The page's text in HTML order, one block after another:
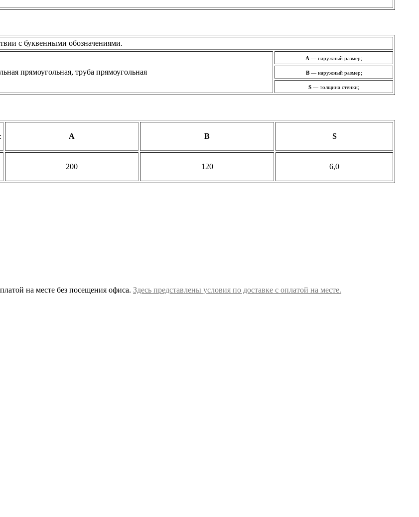
с буквенными обозначениями.
A — наружный размер;
B — наружный размер;
S — толщина стенки;
А B S
200 120 6,0
на месте без посещения офиса. Здесь представлены условия по доставке с оплатой на месте.